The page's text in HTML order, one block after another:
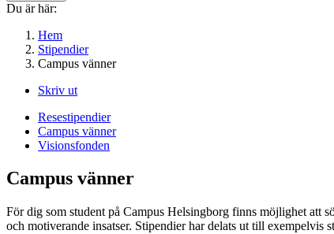
Du är här:
Hem
Stipendier
Campus vänner
Skriv ut
Resestipendier
Campus vänner
Visionsfonden
Campus vänner
För dig som student på Campus Helsingborg finns möjlighet att
och motiverande insatser. Stipendier har delats ut till exempelvis